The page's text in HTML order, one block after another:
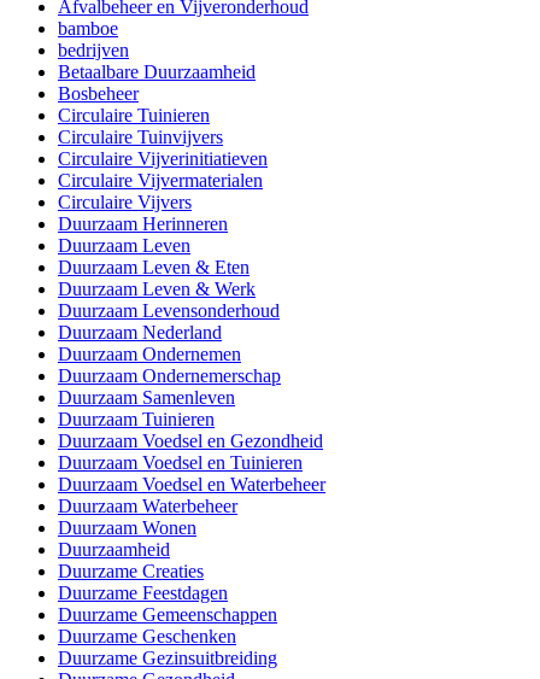
Afvalbeheer en Vijveronderhoud
bamboe
bedrijven
Betaalbare Duurzaamheid
Bosbeheer
Circulaire Tuinieren
Circulaire Tuinvijvers
Circulaire Vijverinitiatieven
Circulaire Vijvermaterialen
Circulaire Vijvers
Duurzaam Herinneren
Duurzaam Leven
Duurzaam Leven & Eten
Duurzaam Leven & Werk
Duurzaam Levensonderhoud
Duurzaam Nederland
Duurzaam Ondernemen
Duurzaam Ondernemerschap
Duurzaam Samenleven
Duurzaam Tuinieren
Duurzaam Voedsel en Gezondheid
Duurzaam Voedsel en Tuinieren
Duurzaam Voedsel en Waterbeheer
Duurzaam Waterbeheer
Duurzaam Wonen
Duurzaamheid
Duurzame Creaties
Duurzame Feestdagen
Duurzame Gemeenschappen
Duurzame Geschenken
Duurzame Gezinsuitbreiding